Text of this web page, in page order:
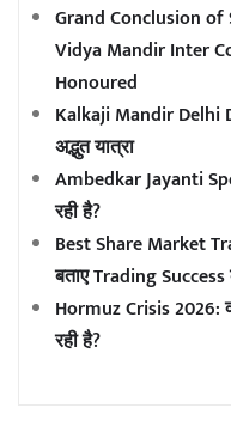
Grand Conclusion
Vidya Mandir Inter
Honoured
Kalkaji Mandir Delhi
अद्भुत यात्रा
Ambedkar Jayanti
रही है?
Best Share Market
बताए Trading
Hormuz Crisis 2026:
रही है?